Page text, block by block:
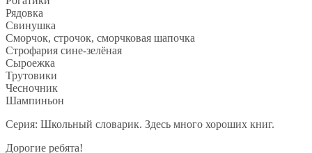
Рядовка
Свинушка
Сморчок, строчок, сморчковая шапочка
Строфария сине-зелёная
Сыроежка
Трутовики
Чесночник
Шампиньон
Серия: Школьный словарик. Здесь много хороших книг.
Дорогие ребята!